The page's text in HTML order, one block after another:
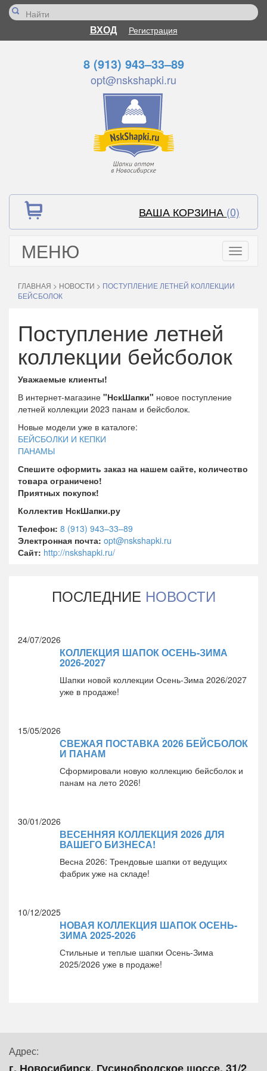
ВХОД Регистрация
8 (913) 943–33–89
opt@nskshapki.ru
ВАША КОРЗИНА (0)
МЕНЮ
Toggle
ГЛАВНАЯ > НОВОСТИ > ПОСТУПЛЕНИЕ ЛЕТНЕЙ КОЛЛЕКЦИИ
БЕЙСБОЛОК
Поступление летней
коллекции бейсболок
Уважаемые клиенты!
В интернет-магазине "НскШапки" новое поступление
летней коллекции 2023 панам и бейсболок.
Новые модели уже в каталоге:
БЕЙСБОЛКИ И КЕПКИ
ПАНАМЫ
Спешите оформить заказ на нашем сайте, количество
товара ограничено!
Приятных покупок!
Коллектив НскШапки.ру
Телефон: 8 (913) 943–33–89
Электронная почта: opt@nskshapki.ru
Сайт: http://nskshapki.ru/
ПОСЛЕДНИЕ НОВОСТИ
24/07/2026
КОЛЛЕКЦИЯ ШАПОК ОСЕНЬ-ЗИМА
2026-2027
Шапки новой коллекции Осень-Зима 2026/2027
уже в продаже!
15/05/2026
СВЕЖАЯ ПОСТАВКА 2026 БЕЙСБОЛОК
И ПАНАМ
Сформировали новую коллекцию бейсболок и
панам на лето 2026!
30/01/2026
ВЕСЕННЯЯ КОЛЛЕКЦИЯ 2026 ДЛЯ
ВАШЕГО БИЗНЕСА!
Весна 2026: Трендовые шапки от ведущих
фабрик уже на складе!
10/12/2025
НОВАЯ КОЛЛЕКЦИЯ ШАПОК ОСЕНЬ-
ЗИМА 2025-2026
Стильные и теплые шапки Осень-Зима
2025/2026 уже в продаже!
Адрес: